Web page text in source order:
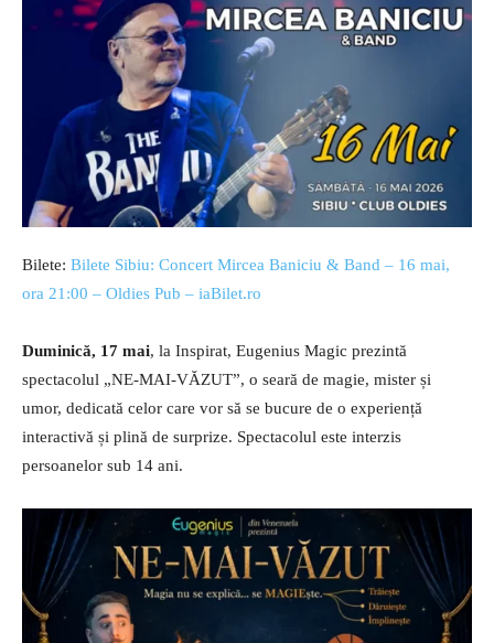
Bilete: Bilete Sibiu: Concert Mircea Baniciu & Band – 16 mai,
ora 21:00 – Oldies Pub – iaBilet.ro
Duminică, 17 mai, la Inspirat, Eugenius Magic prezintă
spectacolul „NE-MAI-VĂZUT”, o seară de magie, mister și
umor, dedicată celor care vor să se bucure de o experiență
interactivă și plină de surprize. Spectacolul este interzis
persoanelor sub 14 ani.